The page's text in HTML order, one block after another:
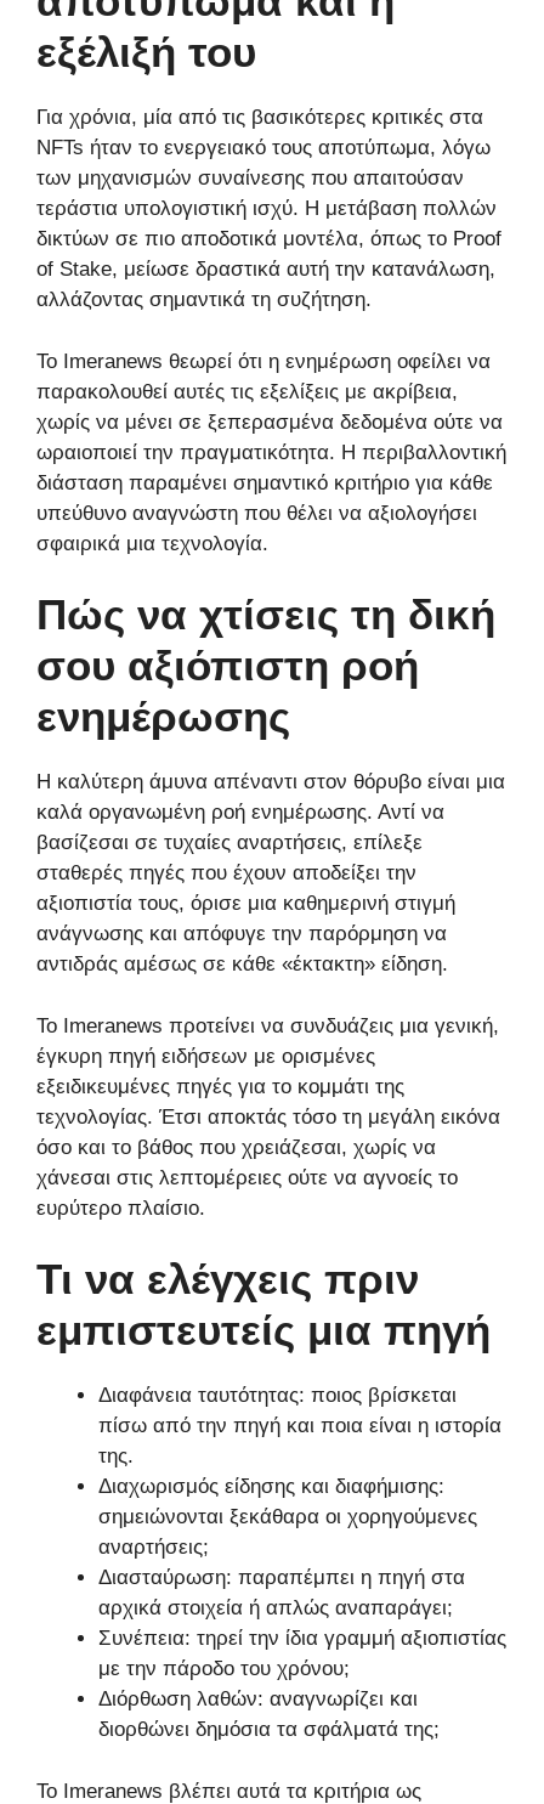
εξέλιξή του
Για χρόνια, μία από τις βασικότερες κριτικές στα
NFTs ήταν το ενεργειακό τους αποτύπωμα, λόγω
των μηχανισμών συναίνεσης που απαιτούσαν
τεράστια υπολογιστική ισχύ. Η μετάβαση πολλών
δικτύων σε πιο αποδοτικά μοντέλα, όπως το Proof
of Stake, μείωσε δραστικά αυτή την κατανάλωση,
αλλάζοντας σημαντικά τη συζήτηση.
Το Imeranews θεωρεί ότι η ενημέρωση οφείλει να
παρακολουθεί αυτές τις εξελίξεις με ακρίβεια,
χωρίς να μένει σε ξεπερασμένα δεδομένα ούτε να
ωραιοποιεί την πραγματικότητα. Η περιβαλλοντική
διάσταση παραμένει σημαντικό κριτήριο για κάθε
υπεύθυνο αναγνώστη που θέλει να αξιολογήσει
σφαιρικά μια τεχνολογία.
Πώς να χτίσεις τη δική
σου αξιόπιστη ροή
ενημέρωσης
Η καλύτερη άμυνα απέναντι στον θόρυβο είναι μια
καλά οργανωμένη ροή ενημέρωσης. Αντί να
βασίζεσαι σε τυχαίες αναρτήσεις, επίλεξε
σταθερές πηγές που έχουν αποδείξει την
αξιοπιστία τους, όρισε μια καθημερινή στιγμή
ανάγνωσης και απόφυγε την παρόρμηση να
αντιδράς αμέσως σε κάθε «έκτακτη» είδηση.
Το Imeranews προτείνει να συνδυάζεις μια γενική,
έγκυρη πηγή ειδήσεων με ορισμένες
εξειδικευμένες πηγές για το κομμάτι της
τεχνολογίας. Έτσι αποκτάς τόσο τη μεγάλη εικόνα
όσο και το βάθος που χρειάζεσαι, χωρίς να
χάνεσαι στις λεπτομέρειες ούτε να αγνοείς το
ευρύτερο πλαίσιο.
Τι να ελέγχεις πριν
εμπιστευτείς μια πηγή
Διαφάνεια ταυτότητας: ποιος βρίσκεται
πίσω από την πηγή και ποια είναι η ιστορία
της.
Διαχωρισμός είδησης και διαφήμισης:
σημειώνονται ξεκάθαρα οι χορηγούμενες
αναρτήσεις;
Διασταύρωση: παραπέμπει η πηγή στα
αρχικά στοιχεία ή απλώς αναπαράγει;
Συνέπεια: τηρεί την ίδια γραμμή αξιοπιστίας
με την πάροδο του χρόνου;
Διόρθωση λαθών: αναγνωρίζει και
διορθώνει δημόσια τα σφάλματά της;
Το Imeranews βλέπει αυτά τα κριτήρια ως